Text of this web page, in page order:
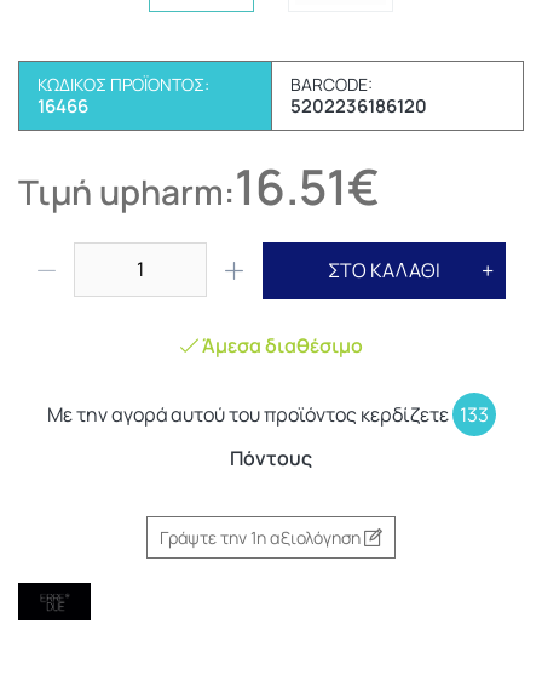
ΚΩΔΙΚΌΣ ΠΡΟΪΌΝΤΟΣ:
16466
BARCODE:
5202236186120
Τιμή upharm:16.51€
ΣΤΟ ΚΑΛΑΘΙ
Άμεσα διαθέσιμο
Με την αγορά αυτού του προϊόντος κερδίζετε 133
Πόντους
Γράψτε την 1η αξιολόγηση